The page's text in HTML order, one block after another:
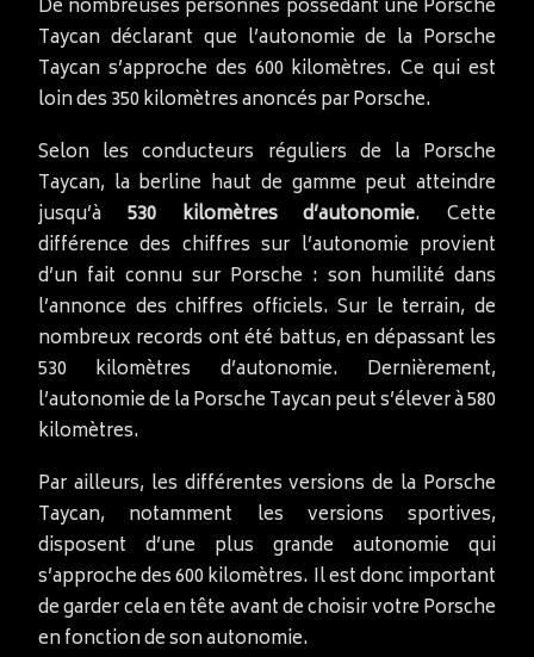
De nombreuses personnes possédant une Porsche
Taycan déclarant que l’autonomie de la Porsche
Taycan s’approche des 600 kilomètres. Ce qui est
loin des 350 kilomètres anoncés par Porsche.
Selon les conducteurs réguliers de la Porsche
Taycan, la berline haut de gamme peut atteindre
jusqu’à 530 kilomètres d’autonomie. Cette
différence des chiffres sur l’autonomie provient
d’un fait connu sur Porsche : son humilité dans
l’annonce des chiffres officiels. Sur le terrain, de
nombreux records ont été battus, en dépassant les
530 kilomètres d’autonomie. Dernièrement,
l’autonomie de la Porsche Taycan peut s’élever à 580
kilomètres.
Par ailleurs, les différentes versions de la Porsche
Taycan, notamment les versions sportives,
disposent d’une plus grande autonomie qui
s’approche des 600 kilomètres. Il est donc important
de garder cela en tête avant de choisir votre Porsche
en fonction de son autonomie.